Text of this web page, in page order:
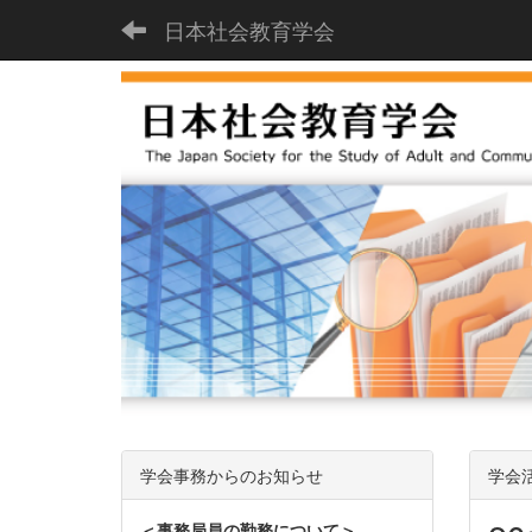
日本社会教育学会
学会
学会事務からのお知らせ